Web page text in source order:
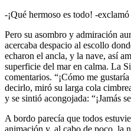
-¡Qué hermoso es todo! -
Pero su asombro y admiración
acercaba despacio al escollo
echaron el ancla, y la nave, así
superficie del mar en calma. La
comentarios. “¡Cómo me
decirlo, miró su larga cola
y se sintió acongojada: “¡Jamás
A bordo parecía que todos
animación y, al cabo de poco, la